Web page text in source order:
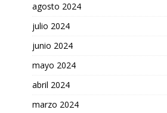
agosto 2024
julio 2024
junio 2024
mayo 2024
abril 2024
marzo 2024